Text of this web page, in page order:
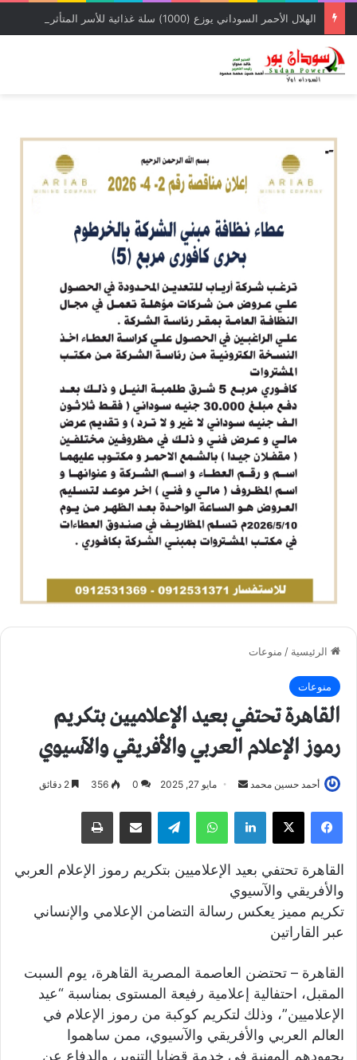
الرئيسية / منوعات
منوعات
القاهرة تحتفي بعيد الإعلاميين بتكريم
رموز الإعلام العربي والأفريقي والآسيوي
أحمد حسين محمد
ل
ي
ل
ك
ت
ر
مايو 27, 2025 0
356
فيسبوك لينكدإن واتساب
القاهرة تحتفي بعيد الإعلاميين بتكريم رموز الإعلام العربي
والأفريقي والآسيوي
تكريم مميز يعكس رسالة التضامن الإعلامي والإنساني
عبر القاراتين
القاهرة – تحتضن العاصمة المصرية القاهرة، يوم السبت
المقبل، احتفالية إعلامية رفيعة المستوى بمناسبة “عيد
الإعلاميين”، وذلك لتكريم كوكبة من رموز الإعلام في
العالم العربي والأفريقي والآسيوي، ممن ساهموا
بجهودهم المهنية في خدمة قضايا التنوير، والدفاع عن